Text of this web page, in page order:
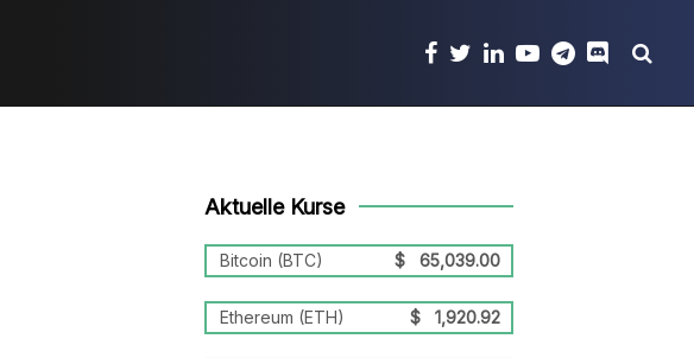
Aktuelle Kurse
Bitcoin (BTC) $ 65,039.00
Ethereum (ETH) $ 1,920.92